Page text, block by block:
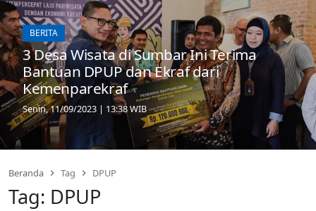
BERITA
3 Desa Wisata di Sumbar Ini Terima
Bantuan DPUP dan Ekraf dari
Kemenparekraf
Senin, 11/09/2023 | 13:38 WIB
Beranda Tag DPUP
Tag: DPUP